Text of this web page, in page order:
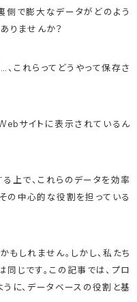
りませんか？
、これらってどうやって保存さ
サイトに表示されているん
上で、これらのデータを効率
の中心的な役割を担っている
もしれません。しかし、私たち
じです。この記事では、プロ
に、データベースの役割と基